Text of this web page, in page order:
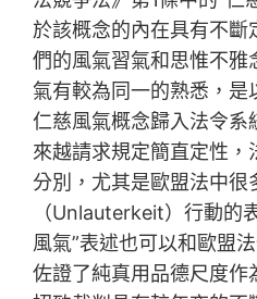
於該概念的內在具有不斷
們的風氣習氣和思惟不雅
氣有較為同一的熟悉，
仁慈風氣概念歸入法令系
來越請求規定簡直定性
分別，尤其是歐盟法中很
（Unlauterkeit）行動的
風氣”表述也可以和歐盟
佐證了純真用品德尺度作